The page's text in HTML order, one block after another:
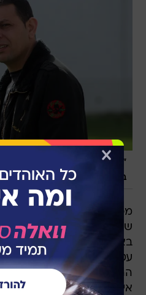
"היינו קצת לחוצים וחסרי מזל,
במצבנו". שירזי / הראל אלימלך
שבוודאי משאיר את
באירועים על כר הדשא.
עטר פתחה טוב יותר ואף
הרחקה של מריאנו
אילצה אותה לרדת אחורה,